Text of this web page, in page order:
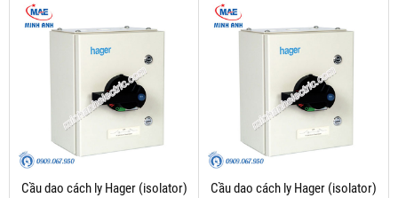
Cầu dao cách ly Hager (isolator)
Cầu dao cách ly Hager (isolator)